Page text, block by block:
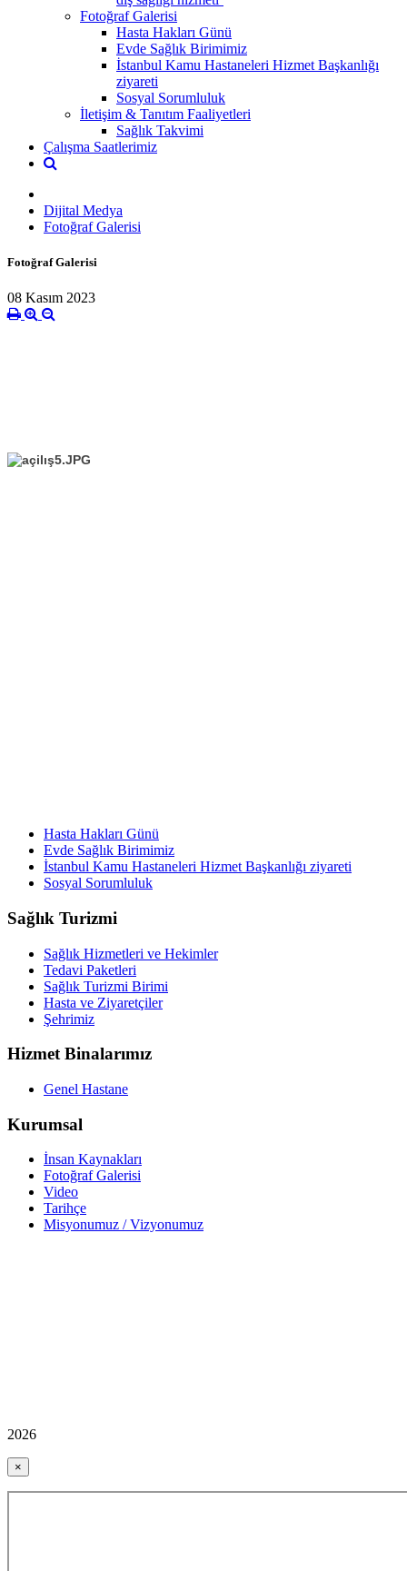
Fotoğraf Galerisi
Hasta Hakları Günü
Evde Sağlık Birimimiz
İstanbul Kamu Hastaneleri Hizmet Başkanlığı
ziyareti
Sosyal Sorumluluk
İletişim & Tanıtım Faaliyetleri
Sağlık Takvimi
Çalışma Saatlerimiz
Dijital Medya
Fotoğraf Galerisi
Fotoğraf Galerisi
08 Kasım 2023
Hasta Hakları Günü
Evde Sağlık Birimimiz
İstanbul Kamu Hastaneleri Hizmet Başkanlığı ziyareti
Sosyal Sorumluluk
Sağlık Turizmi
Sağlık Hizmetleri ve Hekimler
Tedavi Paketleri
Sağlık Turizmi Birimi
Hasta ve Ziyaretçiler
Şehrimiz
Hizmet Binalarımız
Genel Hastane
Kurumsal
İnsan Kaynakları
Fotoğraf Galerisi
Video
Tarihçe
Misyonumuz / Vizyonumuz
2026
×